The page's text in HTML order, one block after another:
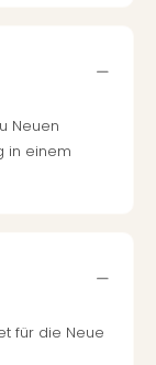
Neuen
in einem
für die Neue